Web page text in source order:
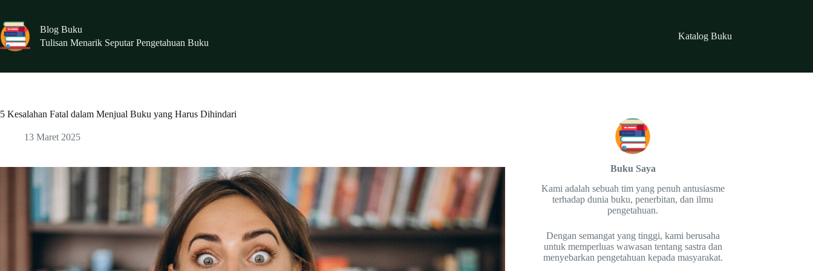
content
Blog Buku
Tulisan Menarik Seputar Pengetahuan Buku
Katalog Buku
5 Kesalahan Fatal dalam Menjual Buku yang Harus Dihindari
13 Maret 2025
Buku Saya
Kami adalah sebuah tim yang penuh antusiasme
terhadap dunia buku, penerbitan, dan ilmu
pengetahuan.
Dengan semangat yang tinggi, kami berusaha
untuk memperluas wawasan tentang sastra dan
menyebarkan pengetahuan kepada masyarakat.